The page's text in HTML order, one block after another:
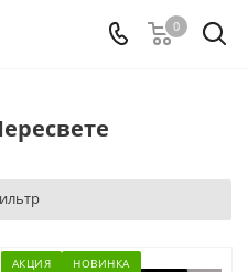
0
АКЦИЯ НОВИНКА